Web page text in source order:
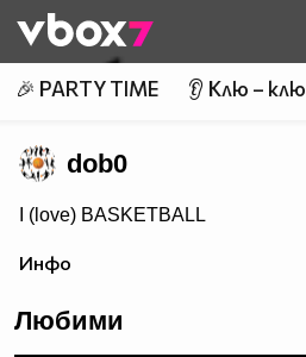
👾
🎉 PARTY TIME 👂 Клю – клю
dob0
I (love) BASKETBALL
Инфо
Любими